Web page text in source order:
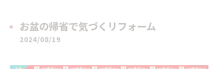
お盆の帰省で気づくリフォーム
2024/08/19